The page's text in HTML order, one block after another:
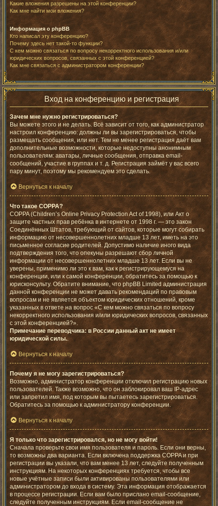
Какие вложения разрешены на этой конференции?
Как мне найти мои вложения?
Информация о phpBB
Кто написал эту конференцию?
Почему здесь нет такой-то функции?
С кем можно связаться по вопросу некорректного использования и/или
юридических вопросов, связанных с этой конференцией?
Как мне связаться с администратором конференции?
Вход на конференцию и регистрация
Зачем мне нужно регистрироваться?
Вы можете этого и не делать. Всё зависит от того, как администратор
настроил конференцию: должны ли вы зарегистрироваться, чтобы
размещать сообщения, или нет. Тем не менее регистрация даёт вам
дополнительные возможности, которые недоступны анонимным
пользователям: аватары, личные сообщения, отправка email-
сообщений, участие в группах и т. д. Регистрация займёт у вас всего
пару минут, поэтому мы рекомендуем это сделать.
Вернуться к началу
Что такое COPPA?
COPPA (Children’s Online Privacy Protection Act of 1998), или Акт о
защите частных прав ребёнка в интернете от 1998 г. — это закон
Соединённых Штатов, требующий от сайтов, которые могут собирать
информацию от несовершеннолетних младше 13 лет, иметь на это
письменное согласие родителей. Допустимо наличие иного вида
подтверждения того, что опекуны разрешают сбор личной
информации от несовершеннолетних младше 13 лет. Если вы не
уверены, применимо ли это к вам, как к регистрирующемуся на
конференции, или к самой конференции, обратитесь за помощью к
юрисконсульту. Обратите внимание, что phpBB Limited администрация
данной конференции не может давать рекомендаций по правовым
вопросам и не является объектом юридических отношений, кроме
указанных в ответе на вопрос «С кем можно связаться по вопросу
некорректного использования и/или юридических вопросов, связанных
с этой конференцией?».
Примечание переводчика: в России данный акт не имеет
юридической силы..
Вернуться к началу
Почему я не могу зарегистрироваться?
Возможно, администратор конференции отключил регистрацию новых
пользователей. Также возможно, что он заблокировал ваш IP-адрес
или запретил имя, под которым вы пытаетесь зарегистрироваться.
Обратитесь за помощью к администратору конференции.
Вернуться к началу
Я только что зарегистрировался, но не могу войти!
Сначала проверьте свои имя пользователя и пароль. Если они верны,
то возможны два варианта. Если включена поддержка COPPA и при
регистрации вы указали, что вам менее 13 лет, следуйте полученным
инструкциям. На некоторых конференциях требуется, чтобы все
новые учётные записи были активированы пользователями или
администратором до входа в систему. Эта информация отображается
в процессе регистрации. Если вам было прислано email-сообщение,
следуйте полученным инструкциям. Если email-сообщение не